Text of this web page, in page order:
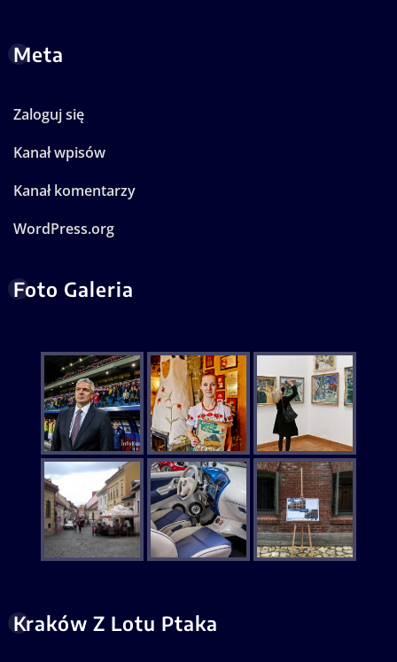
Meta
Zaloguj się
Kanał wpisów
Kanał komentarzy
WordPress.org
Foto Galeria
Kraków Z Lotu Ptaka